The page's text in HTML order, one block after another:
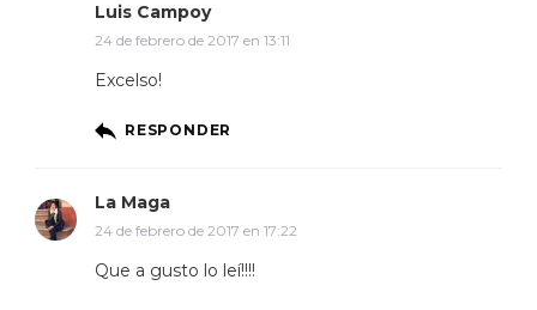
Luis Campoy
24 de febrero de 2017 en 13:11
Excelso!
RESPONDER
La Maga
24 de febrero de 2017 en 17:22
Que a gusto lo leí!!!!